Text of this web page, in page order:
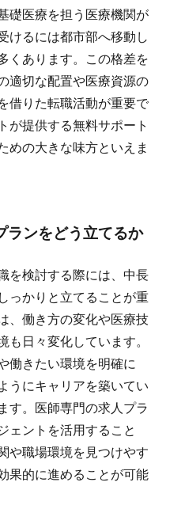
礎医療を担う医療機関が
けるには都市部へ移動し
くあります。この格差を
適切な配置や医療資源の
借りた転職活動が重要で
が提供する無料サポート
めの大きな味方といえま
ランをどう立てるか
を検討する際には、中長
っかりと立てることが重
、働き方の変化や医療技
日々変化しています。
働きたい環境を明確に
うにキャリアを築いてい
す。医師専門の求人プラ
ェントを活用すること
や職場環境を見つけやす
果的に進めることが可能